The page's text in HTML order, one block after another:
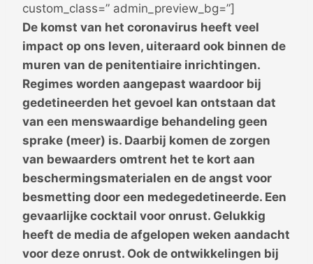
custom_class=” admin_preview_bg=”]
De komst van het coronavirus heeft veel
impact op ons leven, uiteraard ook binnen de
muren van de penitentiaire inrichtingen.
Regimes worden aangepast waardoor bij
gedetineerden het gevoel kan ontstaan dat
van een menswaardige behandeling geen
sprake (meer) is. Daarbij komen de zorgen
van bewaarders omtrent het te kort aan
beschermingsmaterialen en de angst voor
besmetting door een medegedetineerde. Een
gevaarlijke cocktail voor onrust. Gelukkig
heeft de media de afgelopen weken aandacht
voor deze onrust. Ook de ontwikkelingen bij